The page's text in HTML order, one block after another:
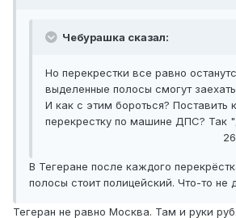
Чебурашка сказал:
Но перекрестки все равно
выделенные полосы смогут
И как с этим бороться? Поставить
перекрестку по машине ДПС? Так
В Тегеране после каждого
полосы стоит полицейский. Что-то не
Тегеран не равно Москва. Там и руки